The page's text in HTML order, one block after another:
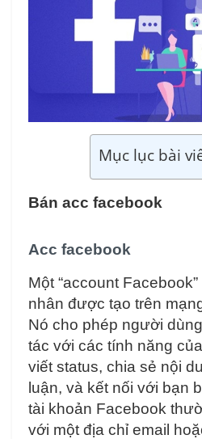
Mục lục bài
Bán acc facebook
Acc facebook
Một “account
nhân được tạo trên
Nó cho phép người
tác với các tính năng
viết status, chia sẻ nội
luận, và kết nối với bạn
tài khoản Facebook
với một địa chỉ email